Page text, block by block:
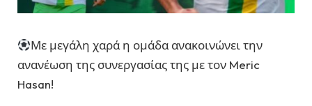
Με μεγάλη χαρά η ομάδα ανακοινώνει την
ανανέωση της συνεργασίας της με τον Meric
Hasan!